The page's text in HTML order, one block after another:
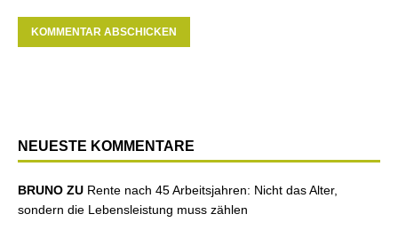
NEUESTE KOMMENTARE
BRUNO ZU Rente nach 45 Arbeitsjahren: Nicht das Alter,
sondern die Lebensleistung muss zählen